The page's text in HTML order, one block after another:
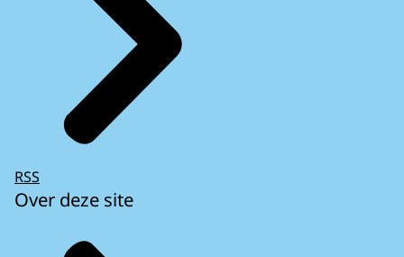
RSS
Over deze site